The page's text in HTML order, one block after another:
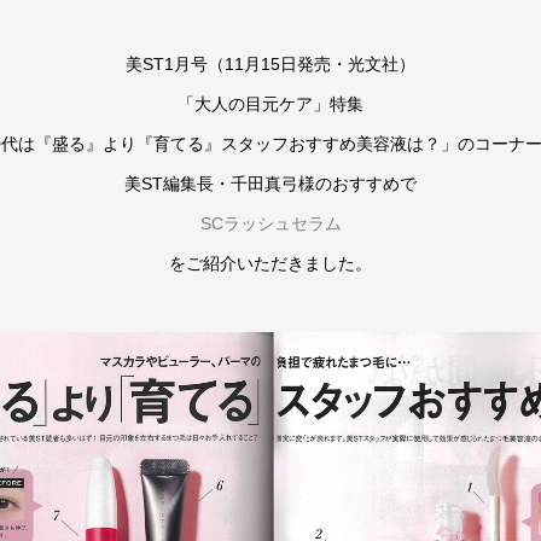
美ST1月号（11月15日発売・光文社）
「大人の目元ケア」特集
は『盛る』より『育てる』スタッフおすすめ美容液は？」のコーナ
美ST編集長・千田真弓様のおすすめで
SCラッシュセラム
をご紹介いただきました。